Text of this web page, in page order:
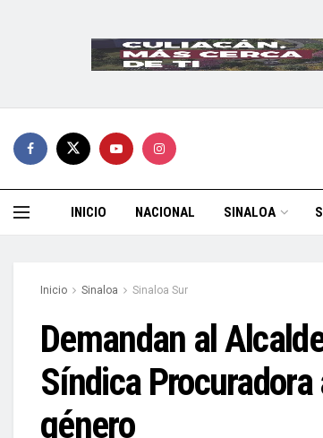
INICIO NACIONAL SINALOA
Inicio Sinaloa Sinaloa Sur
Demandan al
Síndica
género